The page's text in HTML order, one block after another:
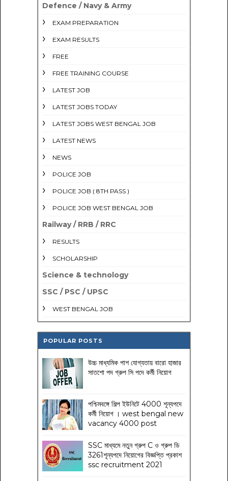
Defence / Navy & Army
EXAM PREPARATION
EXAM RESULTS
FREE
FREE TRAINING COURSE
LATEST JOB
LATEST JOBS TODAY
LATEST JOBS WEST BENGAL JOB
LATEST NEWS
NEWS
POLICE JOB
POLICE JOB ( 8TH PASS )
POLICE JOB WEST BENGAL JOB
Railway / RRB / RRC
RESULTS
SCHOLARSHIP
Science & technology
SSC / PSC / UPSC
WEST BENGAL JOB
POPULAR POSTS
উচ্চ মাধ্যমিক পাশ যোগ্যতায় বারো হাজার
সাতশো পদ গ্রুপ সি পদে কর্মী নিয়োগ
পশ্চিমবঙ্গে শিল্প ইউনিটে 4000 শূন্যপদে
কর্মী নিয়োগ । west bengal new
vacancy 4000 post
SSC মাধ্যমে নতুন গ্রুপ C ও গ্রুপ ডি
3261শূন্যপদে নিয়োগের বিজ্ঞপ্তি প্রকাশ
ssc recruitment 2021